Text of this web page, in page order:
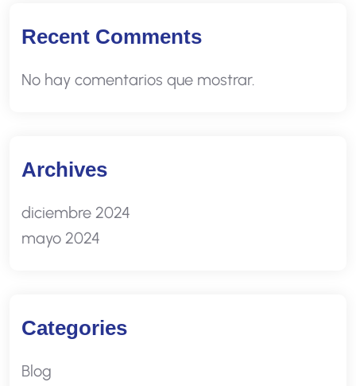
Recent Comments
No hay comentarios que mostrar.
Archives
diciembre 2024
mayo 2024
Categories
Blog